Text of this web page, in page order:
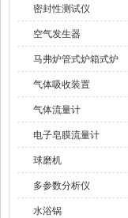
密封性测试仪
空气发生器
马弗炉管式炉箱式炉
气体吸收装置
气体流量计
电子皂膜流量计
球磨机
多参数分析仪
水浴锅